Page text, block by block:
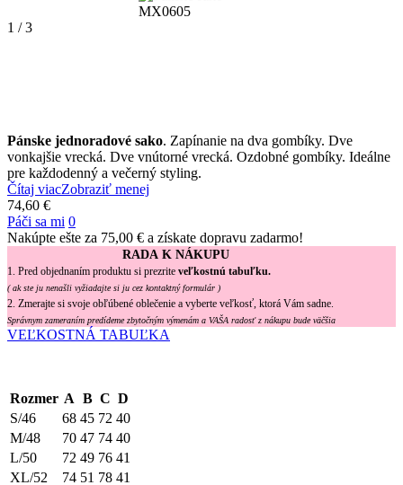
1 / 3
Pánske jednoradové sako. Zapínanie na dva gombíky. Dve
vonkajšie vrecká. Dve vnútorné vrecká. Ozdobné gombíky. Ideálne
pre každodenný a večerný styling.
Čítaj viacZobraziť menej
74,60 €
Páči sa mi 0
Nakúpte ešte za 75,00 € a získate dopravu zadarmo!
RADA K NÁKUPU
1. Pred objednaním produktu si prezrite veľkostnú tabuľku.
( ak ste ju nenašli vyžiadajte si ju cez kontaktný formulár )
2. Zmerajte si svoje obľúbené oblečenie a vyberte veľkosť, ktorá Vám sadne.
Správnym zameraním predídeme zbytočným výmenám a VAŠA radosť z nákupu bude väčšia
VEĽKOSTNÁ TABUĽKA
Rozmer A B C D
S/46
68 45 72 40
M/48
70 47 74 40
L/50
72 49 76 41
XL/52
74 51 78 41